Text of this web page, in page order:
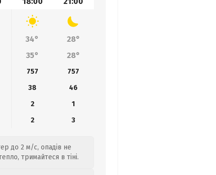
34°
28°
35° 28°
757
757
38
46
2
1
2 3
до 2 м/с, опадів не
тримайтеся в тіні.